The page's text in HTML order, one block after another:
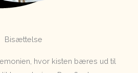
Bisættelse
hvor kisten bæres ud til